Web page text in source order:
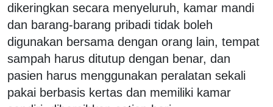
dikeringkan secara menyeluruh, kamar mandi
dan barang-barang pribadi tidak boleh
digunakan bersama dengan orang lain, tempat
sampah harus ditutup dengan benar, dan
pasien harus menggunakan peralatan sekali
pakai berbasis kertas dan memiliki kamar